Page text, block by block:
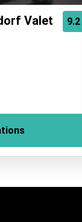
9.2
Valet